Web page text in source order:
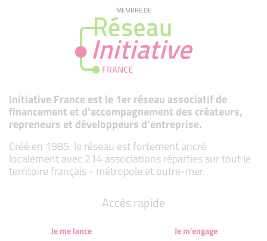
MEMBRE DE
Initiative France est le 1er réseau associatif de
financement et d’accompagnement des créateurs,
repreneurs et développeurs d’entreprise.
Créé en 1985, le réseau est fortement ancré
localement avec 214 associations réparties sur tout le
territoire français - métropole et outre-mer.
Accès rapide
Je me lance
Je m'engage